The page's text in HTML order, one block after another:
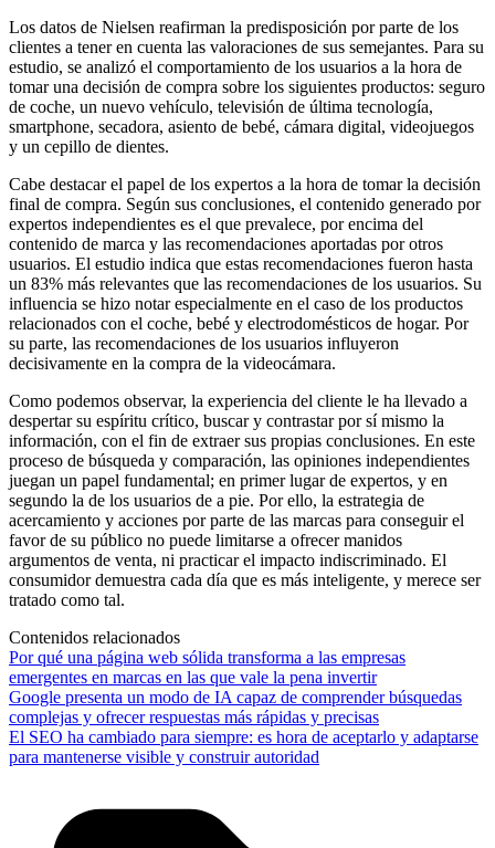
Los datos de Nielsen reafirman la predisposición por parte de los
clientes a tener en cuenta las valoraciones de sus semejantes. Para su
estudio, se analizó el comportamiento de los usuarios a la hora de
tomar una decisión de compra sobre los siguientes productos: seguro
de coche, un nuevo vehículo, televisión de última tecnología,
smartphone, secadora, asiento de bebé, cámara digital, videojuegos
y un cepillo de dientes.
Cabe destacar el papel de los expertos a la hora de tomar la decisión
final de compra. Según sus conclusiones, el contenido generado por
expertos independientes es el que prevalece, por encima del
contenido de marca y las recomendaciones aportadas por otros
usuarios. El estudio indica que estas recomendaciones fueron hasta
un 83% más relevantes que las recomendaciones de los usuarios. Su
influencia se hizo notar especialmente en el caso de los productos
relacionados con el coche, bebé y electrodomésticos de hogar. Por
su parte, las recomendaciones de los usuarios influyeron
decisivamente en la compra de la videocámara.
Como podemos observar, la experiencia del cliente le ha llevado a
despertar su espíritu crítico, buscar y contrastar por sí mismo la
información, con el fin de extraer sus propias conclusiones. En este
proceso de búsqueda y comparación, las opiniones independientes
juegan un papel fundamental; en primer lugar de expertos, y en
segundo la de los usuarios de a pie. Por ello, la estrategia de
acercamiento y acciones por parte de las marcas para conseguir el
favor de su público no puede limitarse a ofrecer manidos
argumentos de venta, ni practicar el impacto indiscriminado. El
consumidor demuestra cada día que es más inteligente, y merece ser
tratado como tal.
Contenidos relacionados
Por qué una página web sólida transforma a las empresas
emergentes en marcas en las que vale la pena invertir
Google presenta un modo de IA capaz de comprender búsquedas
complejas y ofrecer respuestas más rápidas y precisas
El SEO ha cambiado para siempre: es hora de aceptarlo y adaptarse
para mantenerse visible y construir autoridad